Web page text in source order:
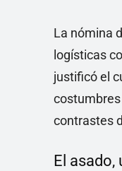
La nómina
logísticas
justificó el
contrastes
El asado,